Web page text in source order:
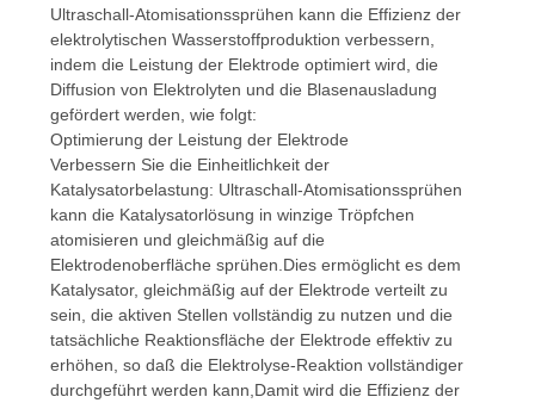
Ultraschall-Atomisationssprühen kann die Effizienz der
elektrolytischen Wasserstoffproduktion verbessern,
indem die Leistung der Elektrode optimiert wird, die
Diffusion von Elektrolyten und die Blasenausladung
gefördert werden, wie folgt:
Optimierung der Leistung der Elektrode
Verbessern Sie die Einheitlichkeit der
Katalysatorbelastung: Ultraschall-Atomisationssprühen
kann die Katalysatorlösung in winzige Tröpfchen
atomisieren und gleichmäßig auf die
Elektrodenoberfläche sprühen.Dies ermöglicht es dem
Katalysator, gleichmäßig auf der Elektrode verteilt zu
sein, die aktiven Stellen vollständig zu nutzen und die
tatsächliche Reaktionsfläche der Elektrode effektiv zu
erhöhen, so daß die Elektrolyse-Reaktion vollständiger
durchgeführt werden kann,Damit wird die Effizienz der